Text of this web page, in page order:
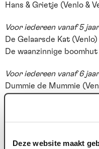
Deze website maakt
Hans & Grietje (Venlo &
Voor iedereen vanaf 5
De Gelaarsde Kat (Venlo)
De waanzinnige
Voor iedereen vanaf 6
Dummie de Mummie
Lang Geleden (Venray)
Plaza Patatta (Venray)